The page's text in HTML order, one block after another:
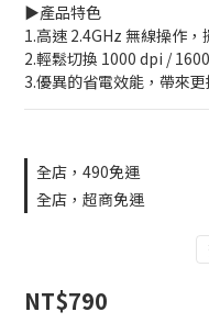
▶️產品特色
1.高速 2.4GHz 無線操作，
2.輕鬆切換 1000 dpi /
3.優異的省電效能，帶來
全店，490免運
全店，超商免運
NT$790